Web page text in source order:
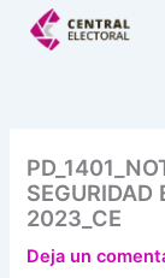
2023_CE
Deja un